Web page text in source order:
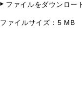
ファイルをダウンロー
ファイルサイズ： 5 MB